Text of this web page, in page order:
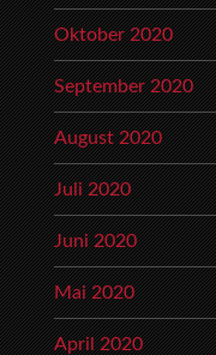
Oktober 2020
September 2020
August 2020
Juli 2020
Juni 2020
Mai 2020
April 2020